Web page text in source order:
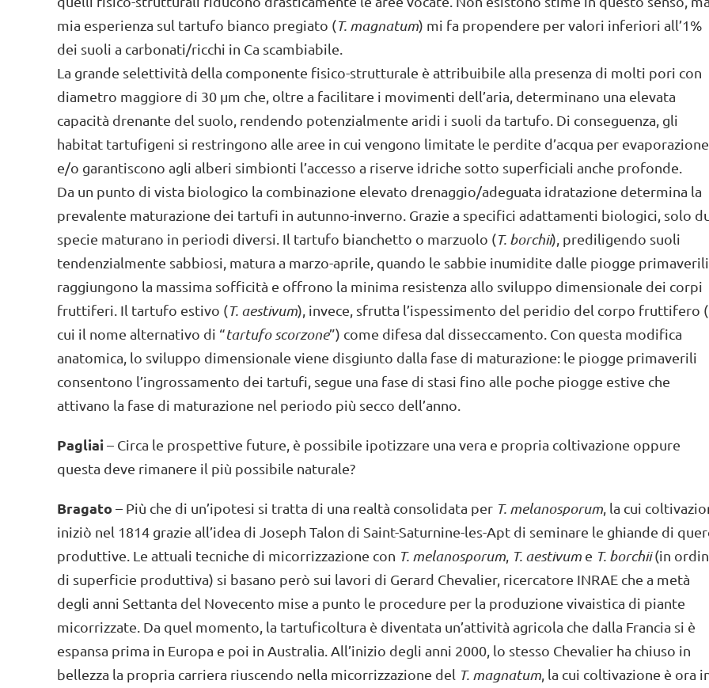
mia esperienza sul tartufo bianco pregiato (T. magnatum) mi fa propendere per valori inferiori all’1%
dei suoli a carbonati/ricchi in Ca scambiabile.
La grande selettività della componente fisico-strutturale è attribuibile alla presenza di molti pori con
diametro maggiore di 30 µm che, oltre a facilitare i movimenti dell’aria, determinano una elevata
capacità drenante del suolo, rendendo potenzialmente aridi i suoli da tartufo. Di conseguenza, gli
habitat tartufigeni si restringono alle aree in cui vengono limitate le perdite d’acqua per evaporazione
e/o garantiscono agli alberi simbionti l’accesso a riserve idriche sotto superficiali anche profonde.
Da un punto di vista biologico la combinazione elevato drenaggio/adeguata idratazione determina la
prevalente maturazione dei tartufi in autunno-inverno. Grazie a specifici adattamenti biologici, solo
specie maturano in periodi diversi. Il tartufo bianchetto o marzuolo (T. borchii), prediligendo suoli
tendenzialmente sabbiosi, matura a marzo-aprile, quando le sabbie inumidite dalle piogge primaverili
raggiungono la massima sofficità e offrono la minima resistenza allo sviluppo dimensionale dei corpi
fruttiferi. Il tartufo estivo (T. aestivum), invece, sfrutta l’ispessimento del peridio del corpo fruttifero
cui il nome alternativo di “tartufo scorzone”) come difesa dal disseccamento. Con questa modifica
anatomica, lo sviluppo dimensionale viene disgiunto dalla fase di maturazione: le piogge primaverili
consentono l’ingrossamento dei tartufi, segue una fase di stasi fino alle poche piogge estive che
attivano la fase di maturazione nel periodo più secco dell’anno.
Pagliai– Circa le prospettive future, è possibile ipotizzare una vera e propria coltivazione oppure
questa deve rimanere il più possibile naturale?
Bragato – Più che di un’ipotesi si tratta di una realtà consolidata per T. melanosporum , la cui
iniziò nel 1814 grazie all’idea di Joseph Talon di Saint-Saturnine-les-Apt di seminare le ghiande di
produttive. Le attuali tecniche di micorrizzazione con T. melanosporum T. aestivum e T. borchii(in
di superficie produttiva) si basano però sui lavori di Gerard Chevalier, ricercatore INRAE che a metà
degli anni Settanta del Novecento mise a punto le procedure per la produzione vivaistica di piante
micorrizzate. Da quel momento, la tartuficoltura è diventata un’attività agricola che dalla Francia si è
espansa prima in Europa e poi in Australia. All’inizio degli anni 2000, lo stesso Chevalier ha chiuso in
bellezza la propria carriera riuscendo nella micorrizzazione del T. magnatum , la cui coltivazione è ora